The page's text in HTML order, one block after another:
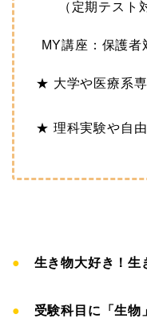
（定期テスト
MY講座：保護
★ 大学や医療系
★ 理科実験や自
● 生き物大好き！生
● 受験科目に「生物